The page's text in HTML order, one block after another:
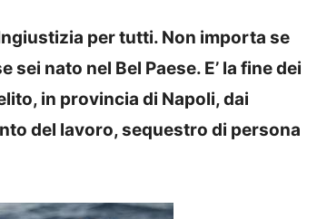
per tutti. Non importa se
nato nel Bel Paese. E’ la fine dei
in provincia di Napoli, dai
del lavoro, sequestro di persona